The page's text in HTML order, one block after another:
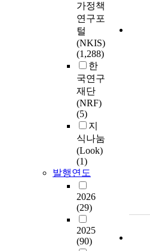
가정책
연구포
털
(NKIS)
(1,288)
한
국연구
재단
(NRF)
(5)
지
식나눔
(Look)
(1)
발행연도
2026
(29)
2025
(90)